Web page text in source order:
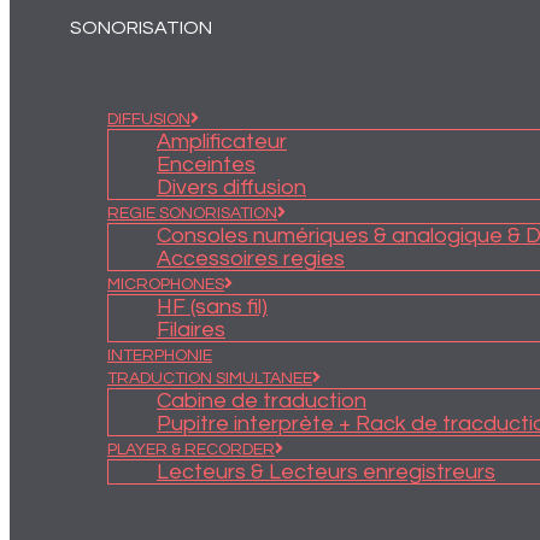
SONORISATION
DIFFUSION
Amplificateur
Enceintes
Divers diffusion
REGIE SONORISATION
Consoles numériques & analogique &
Accessoires regies
MICROPHONES
HF (sans fil)
Filaires
INTERPHONIE
TRADUCTION SIMULTANEE
Cabine de traduction
Pupitre interprète + Rack de
PLAYER & RECORDER
Lecteurs & Lecteurs enregistreurs